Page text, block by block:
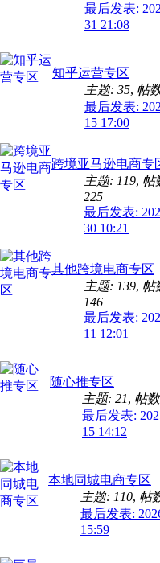
最后发表:
31 21:08
知乎运营专区
主题: 35, 帖
最后发表:
15 17:00
跨境亚马逊电商专
主题: 119, 帖
225
最后发表:
30 10:21
其他跨境电商专区
主题: 139, 帖
146
最后发表:
11 12:01
随心推专区
主题: 21, 帖
最后发表:
15 14:12
本地同城电商专区
主题: 110, 帖
最后发表:
15:59